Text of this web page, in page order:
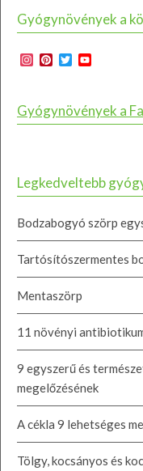
Gyógynövények a
Instagram
Pinterest
Twitter
Gyógynövények a
Legkedveltebb
Bodzabogyó szörp
Tartósítószermentes
Mentaszörp
11 növényi
9 egyszerű és
megelőzésének
A cékla 9 lehetséges
Tölgy, kocsányos és